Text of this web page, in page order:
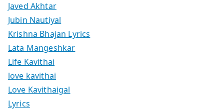
Javed Akhtar
Jubin Nautiyal
Krishna Bhajan Lyrics
Lata Mangeshkar
Life Kavithai
love kavithai
Love Kavithaigal
Lyrics